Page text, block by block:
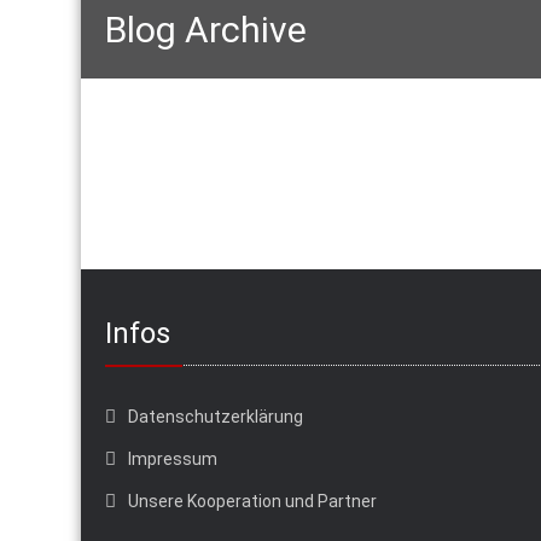
Blog Archive
Infos
Datenschutzerklärung
Impressum
Unsere Kooperation und Partner